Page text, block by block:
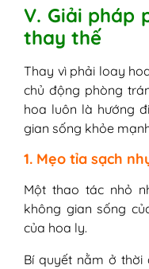
V. Giải pháp
thay thế
Thay vì phải loay
chủ động phòng
hoa luôn là hướng
gian sống khỏe
1. Mẹo tỉa sạch
Một thao tác nhỏ
không gian sống
của hoa ly.
Bí quyết nằm ở thời